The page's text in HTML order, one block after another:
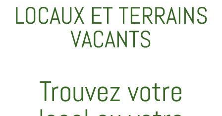
LOCAUX ET TERRAINS
VACANTS
Trouvez votre